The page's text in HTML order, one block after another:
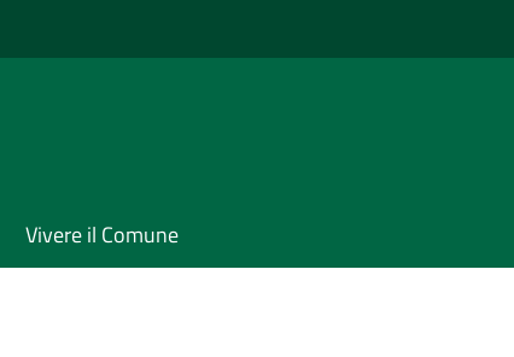
Vivere il Comune